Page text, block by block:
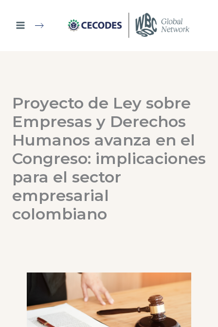
contenido
Proyecto de Ley sobre
Empresas y Derechos
Humanos avanza en el
Congreso: implicaciones
para el sector
empresarial
colombiano